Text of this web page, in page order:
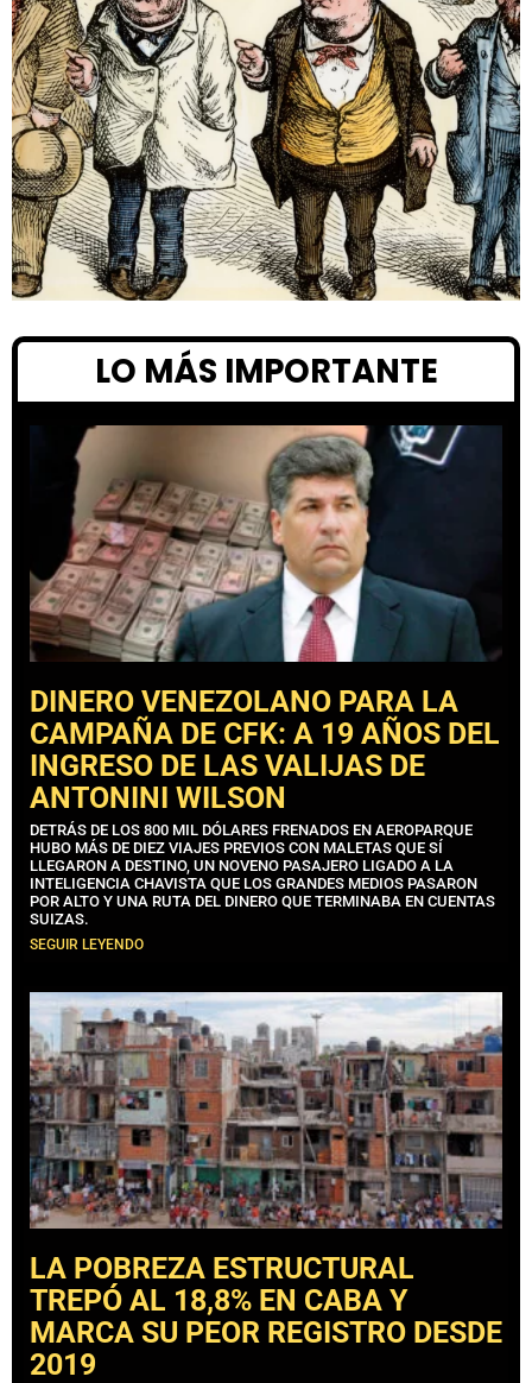
LO MÁS IMPORTANTE
DINERO VENEZOLANO PARA LA
CAMPAÑA DE CFK: A 19 AÑOS DEL
INGRESO DE LAS VALIJAS DE
ANTONINI WILSON
DETRÁS DE LOS 800 MIL DÓLARES FRENADOS EN AEROPARQUE
HUBO MÁS DE DIEZ VIAJES PREVIOS CON MALETAS QUE SÍ
LLEGARON A DESTINO, UN NOVENO PASAJERO LIGADO A LA
INTELIGENCIA CHAVISTA QUE LOS GRANDES MEDIOS PASARON
POR ALTO Y UNA RUTA DEL DINERO QUE TERMINABA EN CUENTAS
SUIZAS.
SEGUIR LEYENDO
LA POBREZA ESTRUCTURAL
TREPÓ AL 18,8% EN CABA Y
MARCA SU PEOR REGISTRO DESDE
2019